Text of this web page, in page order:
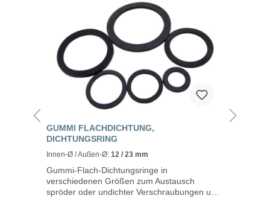
GUMMI FLACHDICHTUNG,
DICHTUNGSRING
Innen-Ø / Außen-Ø: 12 / 23 mm
Gummi-Flach-Dichtungsringe in
verschiedenen Größen zum Austausch
spröder oder undichter Verschraubungen und